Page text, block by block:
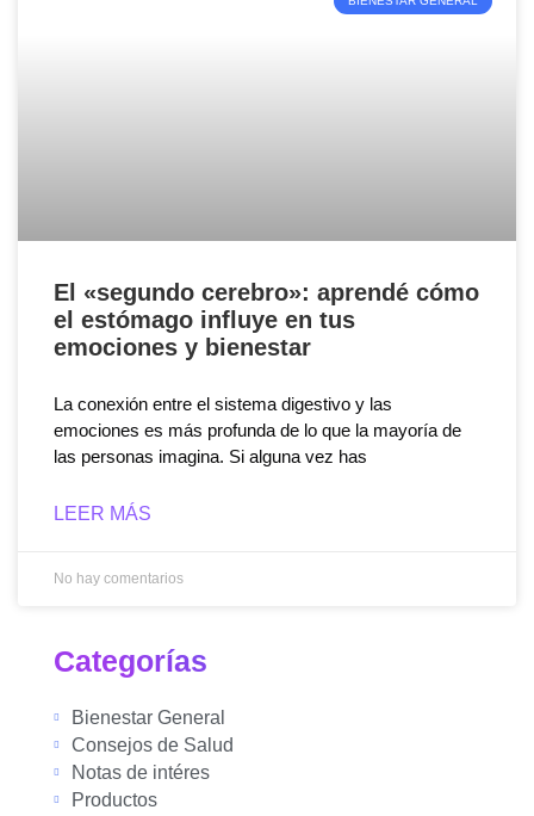
El «segundo cerebro»: aprendé cómo
el estómago influye en tus
emociones y bienestar
La conexión entre el sistema digestivo y las
emociones es más profunda de lo que la mayoría de
las personas imagina. Si alguna vez has
LEER MÁS
No hay comentarios
Categorías
Bienestar General
Consejos de Salud
Notas de intéres
Productos